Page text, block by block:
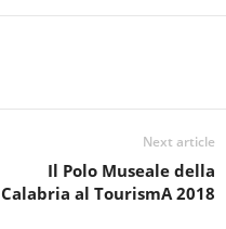
Next article
Il Polo Museale della
Calabria al TourismA 2018